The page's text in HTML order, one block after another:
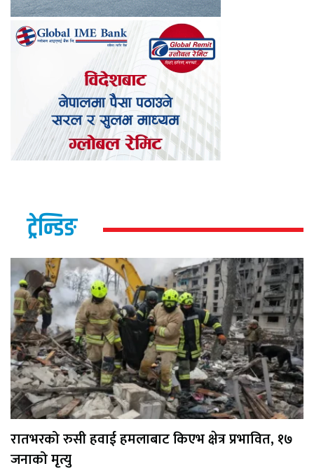
ट्रेन्डिङ
रातभरको रुसी हवाई हमलाबाट किएभ क्षेत्र प्रभावित, १७
जनाको मृत्यु